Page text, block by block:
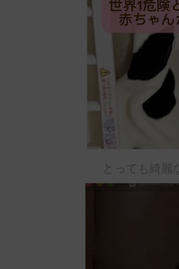
とっても綺麗